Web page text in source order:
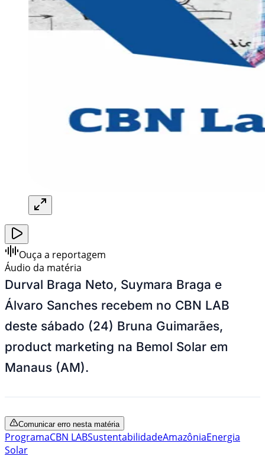
Ouça a reportagem
Áudio da matéria
Durval Braga Neto, Suymara Braga e
Álvaro Sanches recebem no CBN LAB
deste sábado (24) Bruna Guimarães,
product marketing na Bemol Solar em
Manaus (AM).
Comunicar erro nesta matéria
ProgramaCBN LABSustentabilidadeAmazôniaEnergia
Solar